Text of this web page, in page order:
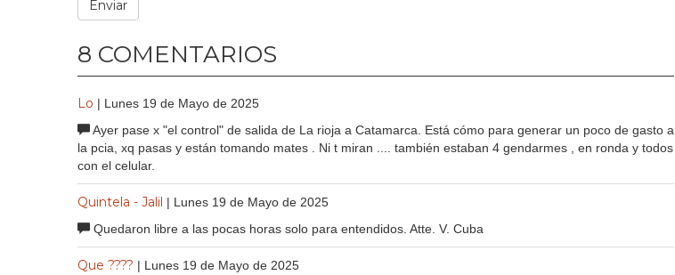
8 COMENTARIOS
Lo | Lunes 19 de Mayo de 2025
Ayer pase x "el control" de salida de La rioja a Catamarca. Está cómo para generar un poco de gasto a
la pcia, xq pasas y están tomando mates . Ni t miran .... también estaban 4 gendarmes , en ronda y todos
con el celular.
Quintela - Jalil | Lunes 19 de Mayo de 2025
Quedaron libre a las pocas horas solo para entendidos. Atte. V. Cuba
Que ???? | Lunes 19 de Mayo de 2025